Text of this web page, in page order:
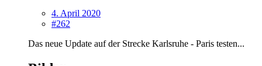
4. April 2020
#262
Das neue Update auf der Strecke Karlsruhe - Paris testen...